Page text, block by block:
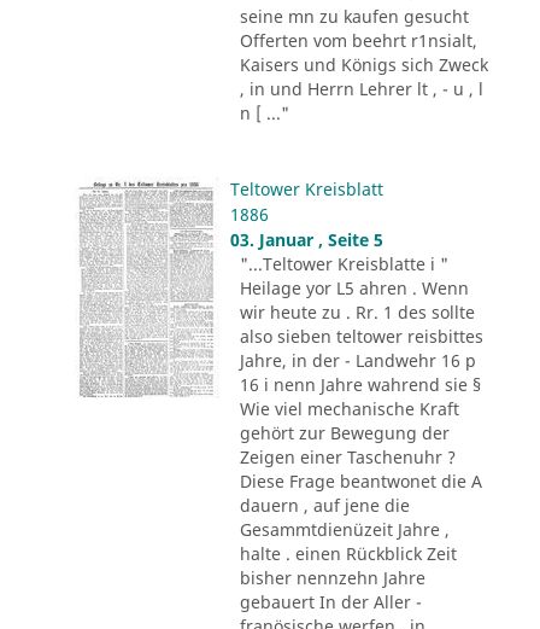
seine mn zu kaufen gesucht
Offerten vom beehrt r1nsialt,
Kaisers und Königs sich Zweck
, in und Herrn Lehrer lt , - u , l
n [ ..."
Teltower Kreisblatt
1886
03. Januar , Seite 5
"...Teltower Kreisblatte i "
Heilage yor L5 ahren . Wenn
wir heute zu . Rr. 1 des sollte
also sieben teltower reisbittes
Jahre, in der - Landwehr 16 p
16 i nenn Jahre wahrend sie §
Wie viel mechanische Kraft
gehört zur Bewegung der
Zeigen einer Taschenuhr ?
Diese Frage beantwonet die A
dauern , auf jene die
Gesammtdienüzeit Jahre ,
halte . einen Rückblick Zeit
bisher nennzehn Jahre
gebauert In der Aller -